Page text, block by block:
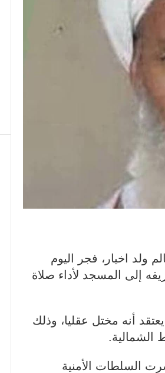
دار النعيم 1 أحمد سالم ولد اخيار، فجر اليوم
إلى المسجد لأداء صلاة
أنه مختل عقليا، وذلك
الشمالية.
السلطات الأمنية